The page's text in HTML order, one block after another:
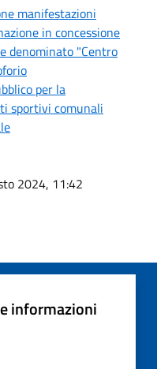
manifestazioni
in concessione
denominato "Centro
per la
sportivi comunali
2024, 11:42
informazioni